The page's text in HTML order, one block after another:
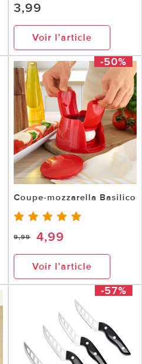
3,99
Voir l’article
-50%
Coupe-mozzarella Basilico
9,99 4,99
Voir l’article
-57%